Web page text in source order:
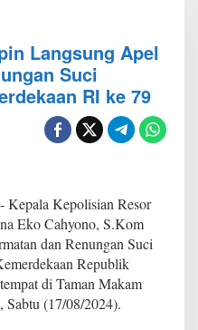
Langsung Apel
Suci
RI ke 79
Kepala Kepolisian Resor
Eko Cahyono, S.Kom
dan Renungan Suci
Republik
di Taman Makam
Sabtu (17/08/2024).